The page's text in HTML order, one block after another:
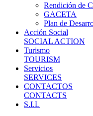
Rendición de
GACETA
Plan de
Acción Social
SOCIAL ACTION
Turismo
TOURISM
Servicios
SERVICES
CONTACTOS
CONTACTS
S.I.L